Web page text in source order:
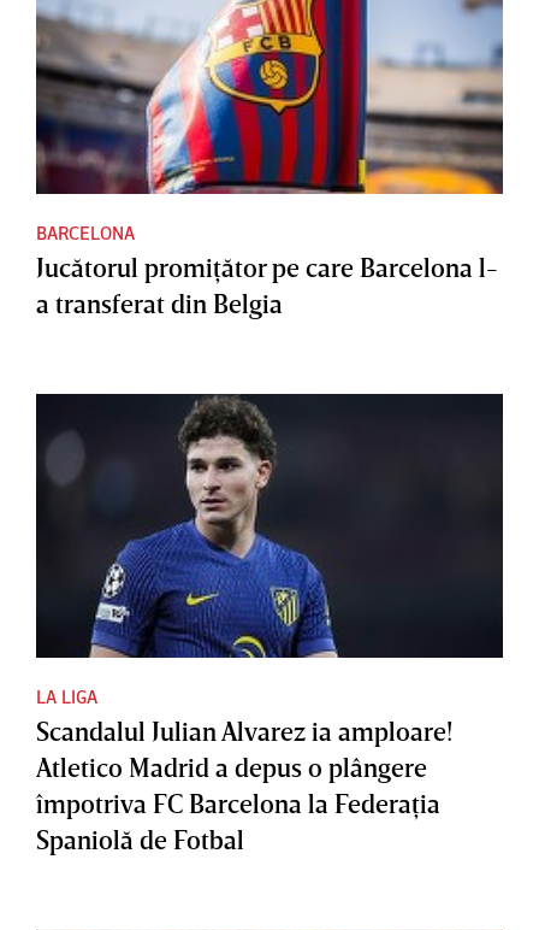
BARCELONA
Jucătorul promiţător pe care Barcelona l-
a transferat din Belgia
LA LIGA
Scandalul Julian Alvarez ia amploare!
Atletico Madrid a depus o plângere
împotriva FC Barcelona la Federaţia
Spaniolă de Fotbal